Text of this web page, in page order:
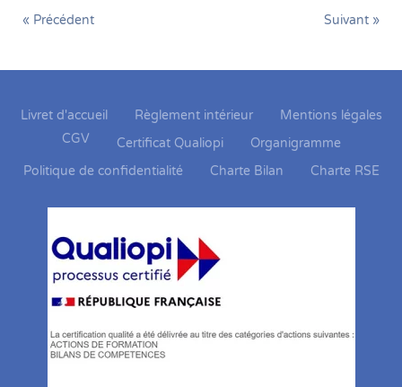
« Précédent Suivant »
Livret d'accueil Règlement intérieur
Mentions légales
CGV
Certificat Qualiopi
Organigramme
Politique de confidentialité
Charte Bilan Charte RSE